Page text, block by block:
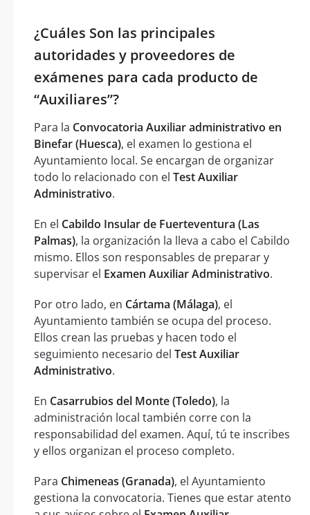
¿Cuáles Son las principales
autoridades y proveedores de
exámenes para cada producto de
“Auxiliares”?
Para la Convocatoria Auxiliar administrativo en
Binefar (Huesca), el examen lo gestiona el
Ayuntamiento local. Se encargan de organizar
todo lo relacionado con el Test Auxiliar
Administrativo.
En el Cabildo Insular de Fuerteventura (Las
Palmas), la organización la lleva a cabo el Cabildo
mismo. Ellos son responsables de preparar y
supervisar el Examen Auxiliar Administrativo.
Por otro lado, en Cártama (Málaga), el
Ayuntamiento también se ocupa del proceso.
Ellos crean las pruebas y hacen todo el
seguimiento necesario del Test Auxiliar
Administrativo.
En Casarrubios del Monte (Toledo), la
administración local también corre con la
responsabilidad del examen. Aquí, tú te inscribes
y ellos organizan el proceso completo.
Para Chimeneas (Granada), el Ayuntamiento
gestiona la convocatoria. Tienes que estar atento